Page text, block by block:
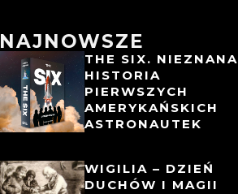
NAJNOWSZE
THE SIX. NIEZNANA
HISTORIA
PIERWSZYCH
AMERYKAŃSKICH
ASTRONAUTEK
WIGILIA – DZIEŃ
DUCHÓW I MAGII